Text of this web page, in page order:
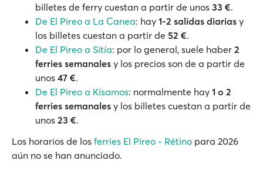
billetes de ferry cuestan a partir de unos 33 €.
De El Pireo a La Canea: hay 1-2 salidas diarias y
los billetes cuestan a partir de 52 €.
De El Pireo a Sitía: por lo general, suele haber 2
ferries semanales y los precios son de a partir de
unos 47 €.
De El Pireo a Kísamos: normalmente hay 1 o 2
ferries semanales y los billetes cuestan a partir de
unos 23 €.
Los horarios de los ferries El Pireo - Rétino para 2026
aún no se han anunciado.